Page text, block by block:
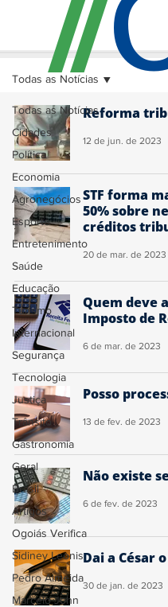
Todas as Notícias
Cidades
Política
Economia
Agronegócios
Esporte
Entretenimento
Saúde
Educação
Turismo
Internacional
Segurança
Tecnologia
Justiça
Trânsito
Gastronomia
Geral
Brasil
Artigos
Ogoiás Verifica
Sidiney Leonis
Pedro Almeida
Marcelo John
Todas as Notícias
Reforma
12 de jun. de 2023
STF forma
50% sobre
créditos
20 de mar. de 2023
Quem deve
Imposto de
6 de mar. de 2023
Posso
13 de fev. de 2023
Não existe
6 de fev. de 2023
Dai a César
30 de jan. de 2023